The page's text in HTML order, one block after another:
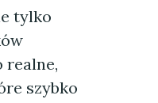
tylko
szybko